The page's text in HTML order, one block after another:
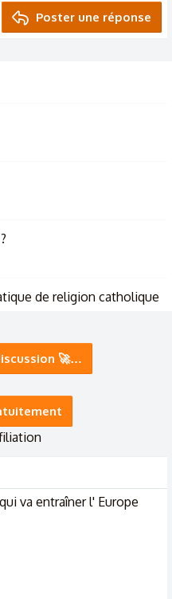
Poster une réponse
de religion catholique
avis svp
🚀…
va entraîner l' Europe